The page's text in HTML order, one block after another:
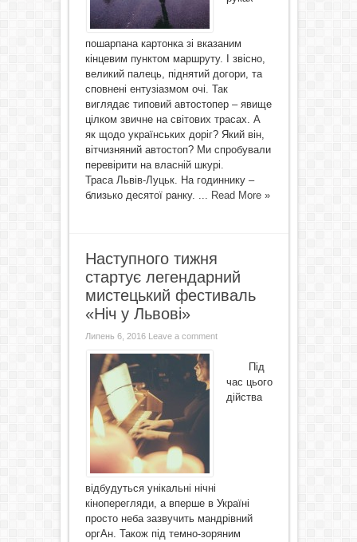
пошарпана картонка зі вказаним
кінцевим пунктом маршруту. І звісно,
великий палець, піднятий догори, та
сповнені ентузіазмом очі. Так
виглядає типовий автостопер – явище
цілком звичне на світових трасах. А
як щодо українських доріг? Який він,
вітчизняний автостоп? Ми спробували
перевірити на власній шкурі.
Траса Львів-Луцьк. На годиннику –
близько десятої ранку. ... Read More »
Наступного тижня
стартує легендарний
мистецький фестиваль
«Ніч у Львові»
Липень 6, 2016 Leave a comment
Під
час цього
дійства
відбудуться унікальні нічні
кіноперегляди, а вперше в Україні
просто неба зазвучить мандрівний
оргАн. Також під темно-зоряним